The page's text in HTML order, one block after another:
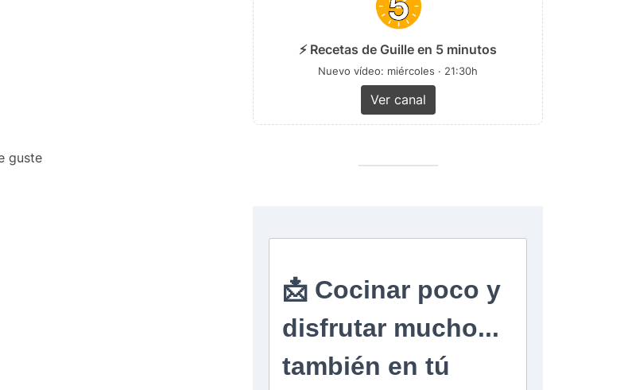
guste
⚡ Recetas de Guille en 5 minutos
Nuevo vídeo: miércoles · 21:30h
Ver canal